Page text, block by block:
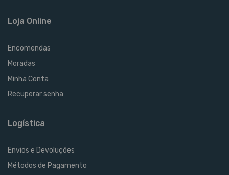
Loja Online
Encomendas
Moradas
Minha Conta
Recuperar senha
Logística
Envios e Devoluções
Métodos de Pagamento